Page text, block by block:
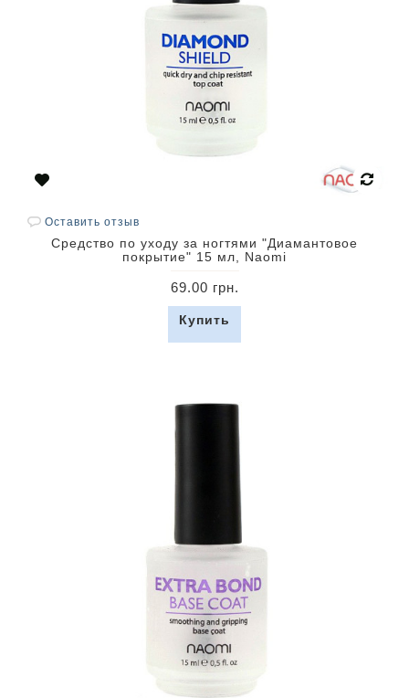
Оставить отзыв
Средство по уходу за ногтями "Диамантовое
покрытие" 15 мл, Naomi
69.00 грн.
Купить